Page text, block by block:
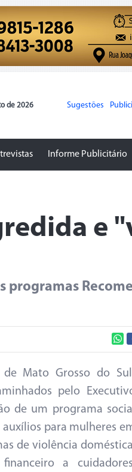
de 2026 Sugestões
Informe Publicitário
e
programas
de Mato Grosso do
pelo
de um programa
para mulheres
de violência
a